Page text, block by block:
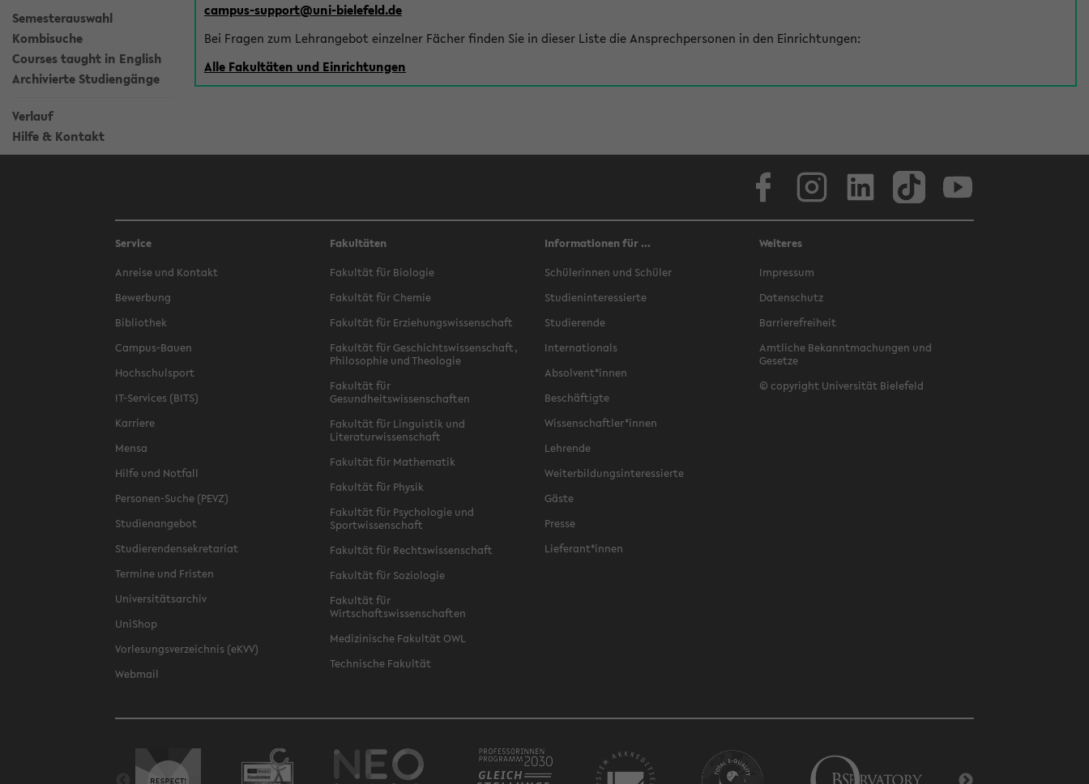
Semesterauswahl
Kombisuche
Courses taught in English
Archivierte Studiengänge
Verlauf
Hilfe & Kontakt
campus-support@uni-bielefeld.de
Bei Fragen zum Lehrangebot einzelner Fächer finden Sie in dieser Liste die Ansprechpersonen in den Einrichtungen:
Alle Fakultäten und Einrichtungen
Service
Anreise und Kontakt
Bewerbung
Bibliothek
Campus-Bauen
Hochschulsport
IT-Services (BITS)
Karriere
Mensa
Hilfe und Notfall
Personen-Suche (PEVZ)
Studienangebot
Studierendensekretariat
Termine und Fristen
Universitätsarchiv
UniShop
Vorlesungsverzeichnis (eKVV)
Webmail
Fakultäten
Fakultät für Biologie
Fakultät für Chemie
Fakultät für Erziehungswissenschaft
Fakultät für Geschichtswissenschaft,
Philosophie und Theologie
Fakultät für
Gesundheitswissenschaften
Fakultät für Linguistik und
Literaturwissenschaft
Fakultät für Mathematik
Fakultät für Physik
Fakultät für Psychologie und
Sportwissenschaft
Fakultät für Rechtswissenschaft
Fakultät für Soziologie
Fakultät für
Wirtschaftswissenschaften
Medizinische Fakultät OWL
Technische Fakultät
Informationen für ...
Schülerinnen und Schüler
Studieninteressierte
Studierende
Internationals
Absolvent*innen
Beschäftigte
Wissenschaftler*innen
Lehrende
Weiterbildungsinteressierte
Gäste
Presse
Lieferant*innen
Weiteres
Impressum
Datenschutz
Barrierefreiheit
Amtliche Bekanntmachungen und
Gesetze
© copyright Universität Bielefeld